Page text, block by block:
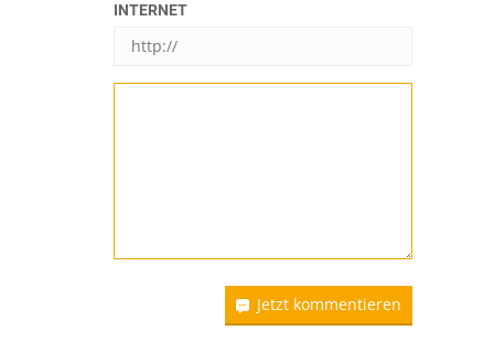
INTERNET
Jetzt kommentieren